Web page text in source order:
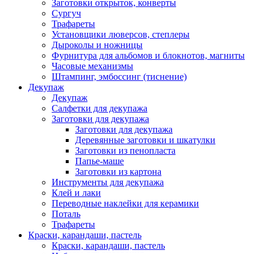
Заготовки открыток, конверты
Сургуч
Трафареты
Установщики люверсов, степлеры
Дыроколы и ножницы
Фурнитура для альбомов и блокнотов, магниты
Часовые механизмы
Штампинг, эмбоссинг (тиснение)
Декупаж
Декупаж
Салфетки для декупажа
Заготовки для декупажа
Заготовки для декупажа
Деревянные заготовки и шкатулки
Заготовки из пенопласта
Папье-маше
Заготовки из картона
Инструменты для декупажа
Клей и лаки
Переводные наклейки для керамики
Поталь
Трафареты
Краски, карандаши, пастель
Краски, карандаши, пастель